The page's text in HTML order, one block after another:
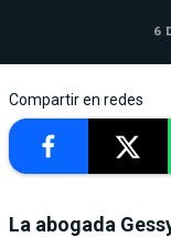
6
Compartir en redes
La abogada